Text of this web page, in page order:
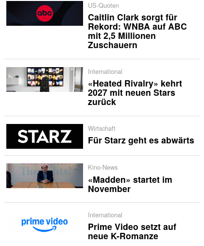
US-Quoten
Caitlin Clark sorgt für
Rekord: WNBA auf ABC
mit 2,5 Millionen
Zuschauern
International
«Heated Rivalry» kehrt
2027 mit neuen Stars
zurück
Wirtschaft
Für Starz geht es abwärts
Kino-News
«Madden» startet im
November
International
Prime Video setzt auf
neue K-Romanze